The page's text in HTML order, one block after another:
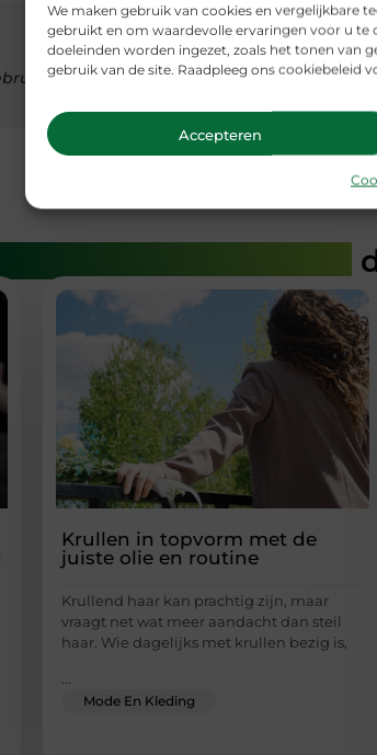
We maken gebruik van cookies en vergelijkbare
gebruikt en om waardevolle ervaringen voor u te
doeleinden worden ingezet, zoals het tonen van
gebruik van de site. Raadpleeg ons cookiebeleid
Accepteren
tijdens de pandemie
Krullen in topvorm met de
juiste olie en routine
Krullend haar kan prachtig zijn, maar
vraagt net wat meer aandacht dan steil
haar. Wie dagelijks met krullen bezig is,
...
Mode En Kleding